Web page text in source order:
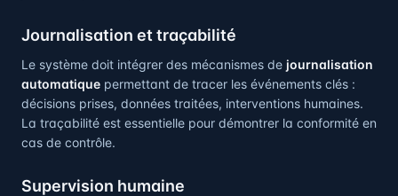
Journalisation et traçabilité
Le système doit intégrer des mécanismes de journalisation
automatique permettant de tracer les événements clés :
décisions prises, données traitées, interventions humaines.
La traçabilité est essentielle pour démontrer la conformité en
cas de contrôle.
Supervision humaine